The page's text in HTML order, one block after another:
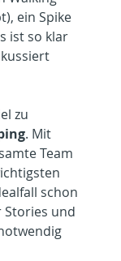
ein Spike
ist so klar
zu
. Mit
Team
schon
und